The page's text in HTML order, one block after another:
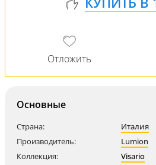
Основные
Страна:
Италия
Производитель:
Lumion
Коллекция:
Visario